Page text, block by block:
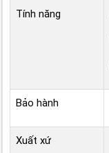
Tính năng
Bảo hành
Xuất xứ